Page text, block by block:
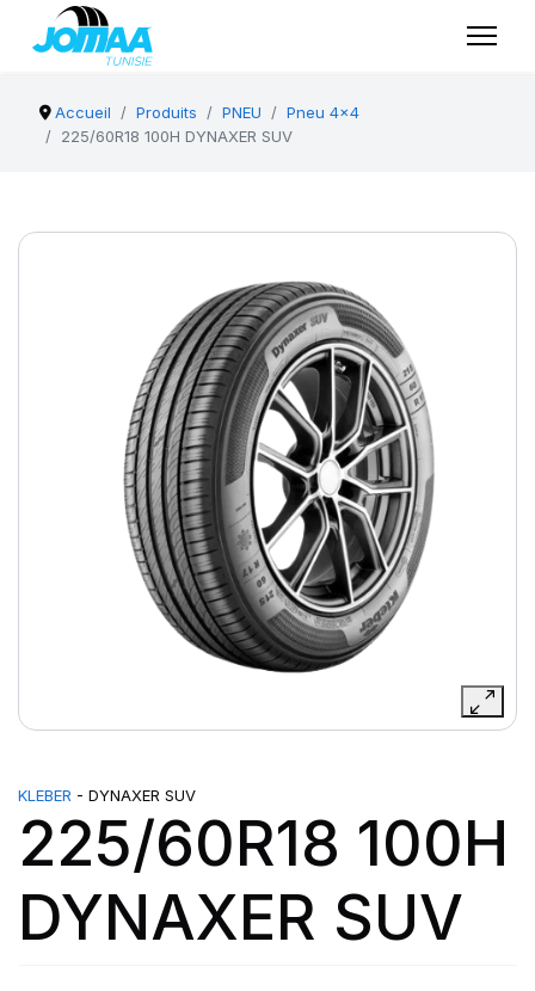
Accueil Produits PNEU
Pneu 4x4
225/60R18 100H DYNAXER SUV
KLEBER - DYNAXER SUV
225/60R18 100H
DYNAXER SUV